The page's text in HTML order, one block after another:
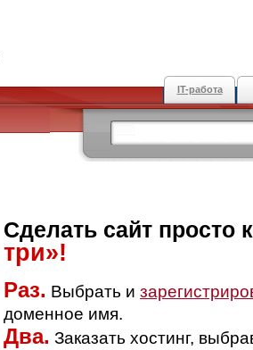
IT-работа
Сделать сайт просто
три»!
Раз. Выбрать и
доменное имя.
Два. Заказать хостинг,